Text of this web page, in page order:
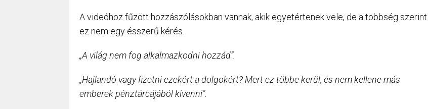
A videóhoz fűzött hozzászólásokban vannak, akik egyetértenek vele, de a többség szerint
ez nem egy ésszerű kérés.
„A világ nem fog alkalmazkodni hozzád”.
„Hajlandó vagy fizetni ezekért a dolgokért? Mert ez többe kerül, és nem kellene más
emberek pénztárcájából kivenni”.